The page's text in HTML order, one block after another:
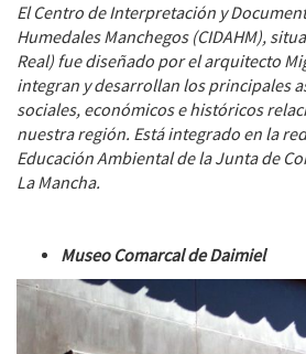
El Centro de Interpretación y
Humedales Manchegos (CIDAHM),
Real) fue diseñado por el arquitecto
integran y desarrollan los principales
sociales, económicos e históricos
nuestra región. Está integrado en la
Educación Ambiental de la Junta de
La Mancha.
Museo Comarcal de Daimiel